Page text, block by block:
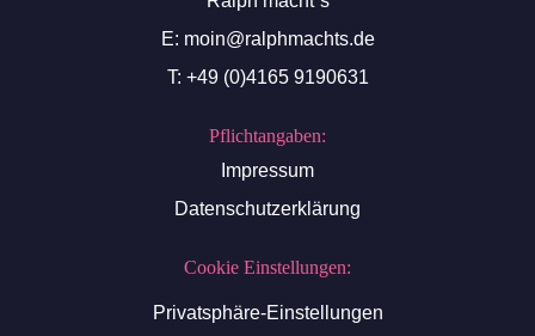
E: moin@ralphmachts.de
T: +49 (0)4165 9190631
Pflichtangaben:
Impressum
Datenschutzerklärung
Cookie Einstellungen:
Privatsphäre-Einstellungen